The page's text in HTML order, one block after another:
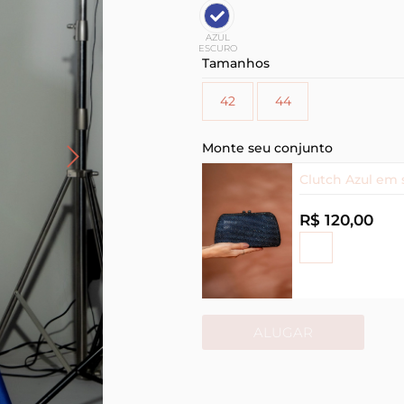
AZUL
ESCURO
Tamanhos
42 44
Monte seu conjunto
Clutch Azul em
R$ 120,00
ALUGAR